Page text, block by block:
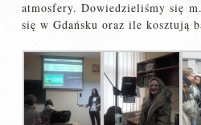
atmosfery. Dowiedzieliśmy się
się w Gdańsku oraz ile kosztują